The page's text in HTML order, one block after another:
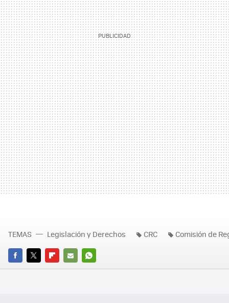
FACEBOOK
TWITTERFLIPBOARD
E-
WHATSAPP
TEMAS Legislación y Derechos CRC Comisión de